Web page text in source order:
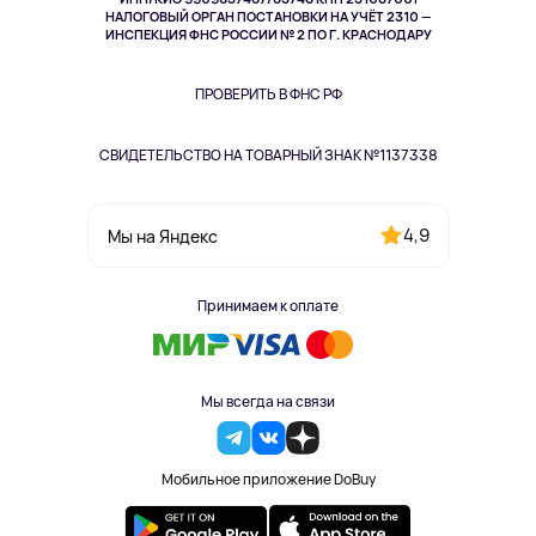
НАЛОГОВЫЙ ОРГАН ПОСТАНОВКИ НА УЧЁТ 2310 —
ИНСПЕКЦИЯ ФНС РОССИИ № 2 ПО Г. КРАСНОДАРУ
ПРОВЕРИТЬ В ФНС РФ
СВИДЕТЕЛЬСТВО НА ТОВАРНЫЙ ЗНАК №1137338
Мы на Яндекс 4,9
Принимаем к оплате
Мы всегда на связи
Мобильное приложение DoBuy
Здоровье питомцев
Одежда и аксессуары